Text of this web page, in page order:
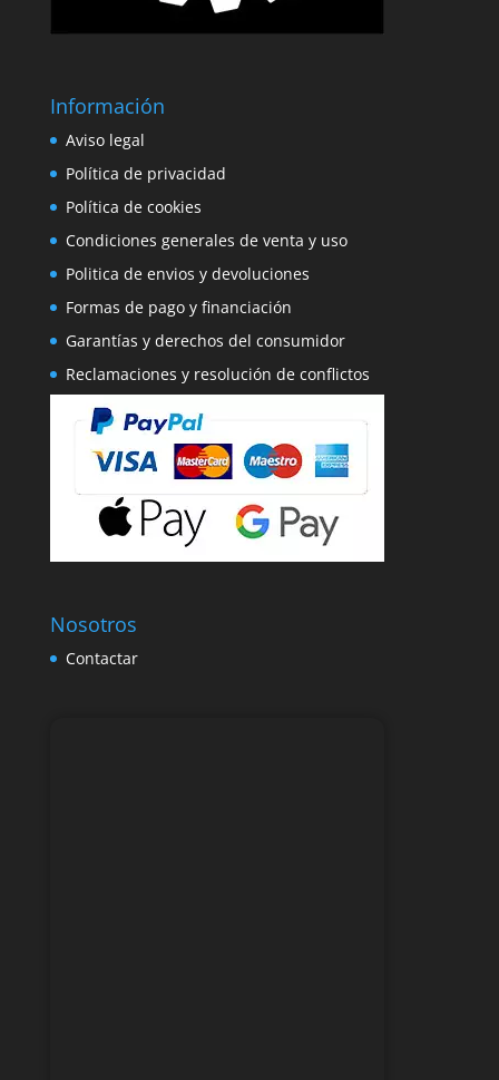
Información
Aviso legal
Política de privacidad
Política de cookies
Condiciones generales de venta y uso
Politica de envios y devoluciones
Formas de pago y financiación
Garantías y derechos del consumidor
Reclamaciones y resolución de conflictos
Nosotros
Contactar